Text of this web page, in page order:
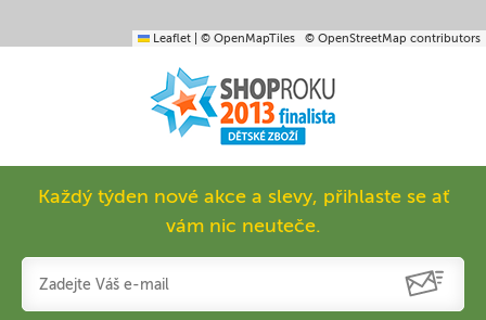
Leaflet © OpenMapTiles © OpenStreetMap contributors
Každý týden nové akce a slevy, přihlaste se ať
vám nic neuteče.